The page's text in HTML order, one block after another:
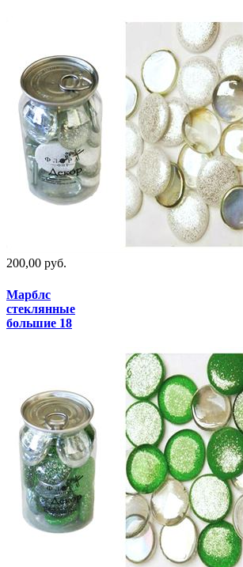
200,00 руб.
Марблс
стеклянные
большие 18